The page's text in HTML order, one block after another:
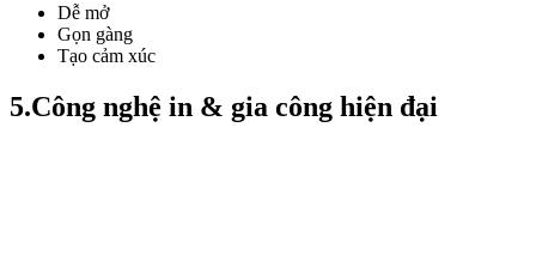
Dễ mở
Gọn gàng
Tạo cảm xúc
5.Công nghệ in & gia công hiện đại